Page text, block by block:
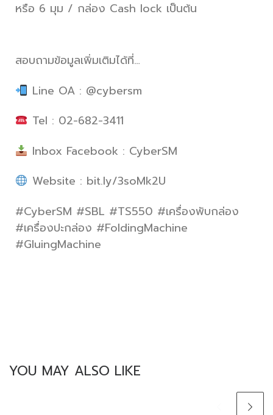
หรือ 6 มุม / กล่อง Cash lock เป็นต้น
สอบถามข้อมูลเพิ่มเติมได้ที่…
Line OA : @cybersm
Tel : 02-682-3411
Inbox Facebook : CyberSM
Website : bit.ly/3soMk2U
#CyberSM #SBL #TS550 #เครื่องพับกล่อง
#เครื่องปะกล่อง #FoldingMachine
#GluingMachine
YOU MAY ALSO LIKE